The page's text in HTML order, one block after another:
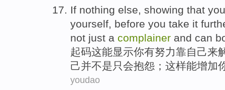
If nothing else, showing that you
yourself, before you take it
not just a complainer and can
起码这能显示你有努力靠自己来
己并不是只会抱怨；这样能增加
youdao